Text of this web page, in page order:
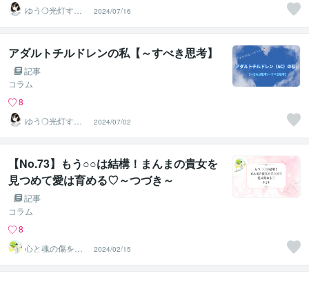
ゆう❍光灯す心
のよりどころ❍
2024/07/16
アダルトチルドレンの私【～すべき思考】
記事
コラム
8
ゆう❍光灯す心
のよりどころ❍
2024/07/02
【No.73】もう○○は結構！まんまの貴女を
見つめて愛は育める♡～つづき～
記事
コラム
8
心と魂の傷を癒
す♡ヒーラーchi
sa
2024/02/15